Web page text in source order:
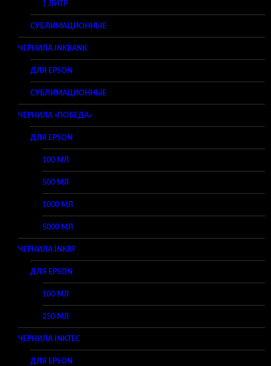
1 ЛИТР
СУБЛИМАЦИОННЫЕ
ЧЕРНИЛА INKBANK
ДЛЯ EPSON
СУБЛИМАЦИОННЫЕ
ЧЕРНИЛА «ПОБЕДА»
ДЛЯ EPSON
100 МЛ
500 МЛ
1000 МЛ
5000 МЛ
ЧЕРНИЛА INKRF
ДЛЯ EPSON
100 МЛ
250 МЛ
ЧЕРНИЛА INKTEC
ДЛЯ EPSON